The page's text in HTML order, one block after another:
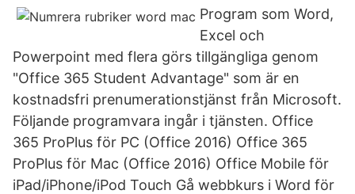
Program som Word,
Excel och
Powerpoint med flera görs tillgängliga genom
"Office 365 Student Advantage" som är en
kostnadsfri prenumerationstjänst från Microsoft.
Följande programvara ingår i tjänsten. Office
365 ProPlus för PC (Office 2016) Office 365
ProPlus för Mac (Office 2016) Office Mobile för
iPad/iPhone/iPod Touch Gå webbkurs i Word för